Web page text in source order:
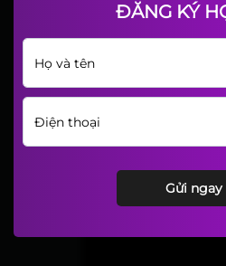
ĐĂNG KÝ
Gửi ngay